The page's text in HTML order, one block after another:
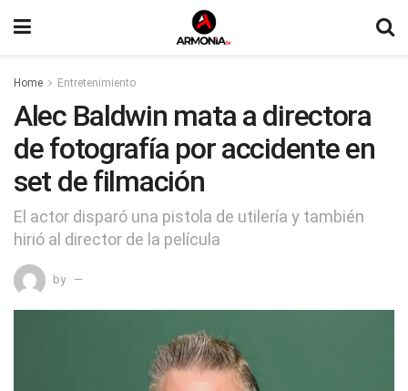
Home Entretenimiento
Alec Baldwin mata a directora
de fotografía por accidente en
set de filmación
El actor disparó una pistola de utilería y también
hirió al director de la película
by